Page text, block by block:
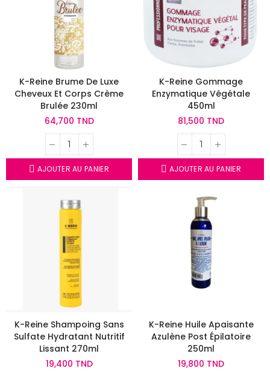
K-Reine Brume De Luxe
Cheveux Et Corps Crème
Brulée 230ml
64,700 TND
AJOUTER AU PANIER
K-Reine Gommage
Enzymatique Végétale
450ml
81,500 TND
AJOUTER AU PANIER
K-Reine Shampoing Sans
Sulfate Hydratant Nutritif
Lissant 270ml
19,400 TND
K-Reine Huile Apaisante
Azulène Post Épilatoire
250ml
19,800 TND